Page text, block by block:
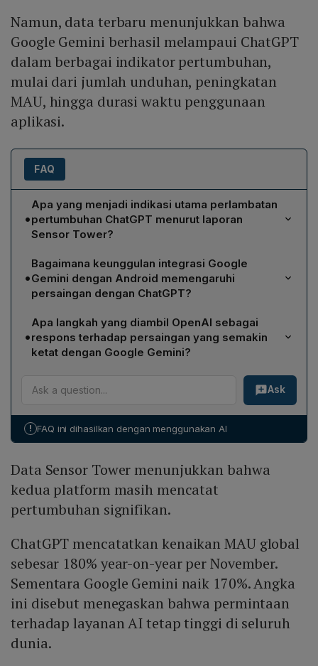
Namun, data terbaru menunjukkan bahwa
Google Gemini berhasil melampaui ChatGPT
dalam berbagai indikator pertumbuhan,
mulai dari jumlah unduhan, peningkatan
MAU, hingga durasi waktu penggunaan
aplikasi.
FAQ
•
Apa yang menjadi indikasi utama perlambatan
pertumbuhan ChatGPT menurut laporan
Sensor Tower?
Sensor Tower mencatat bahwa MAU ChatGPT hanya
meningkat sekitar 6% antara Agustus hingga
November, mencapai kira-kira 810 juta pengguna aktif
bulanan. Peningkatan yang relatif stagnan ini,
bersamaan dengan pertumbuhan MAU Google Gemini
yang melompat 30% dalam periode yang sama,
dipandang mengindikasikan bahwa ChatGPT
•
Bagaimana keunggulan integrasi Google
Gemini dengan Android memengaruhi
persaingan dengan ChatGPT?
Google Gemini terintegrasi langsung ke sistem operasi
Android, sehingga pengguna Android di AS yang
mengakses Gemini melalui OS dua kali lebih banyak
dibandingkan yang mengunduh aplikasi terpisah.
Model distribusi ini memberi Google keunggulan
kompetitif, terutama di negara‑negara berkembang
dimana Android mendominasi, memungkinkan penetrasi
Gemini yang lebih cepat dan mengurangi
ketergantungan pada aplikasi atau web seperti yang
•
Apa langkah yang diambil OpenAI sebagai
respons terhadap persaingan yang semakin
ketat dengan Google Gemini?
CEO Sam Altman mengeluarkan memo "code red"
yang meminta tim OpenAI mempercepat
pengembangan produk, khususnya pada aspek
generation. Memo tersebut mencerminkan
terancam oleh pertumbuhan cepat Google Gemini,
sehingga diperlukan inovasi yang lebih cepat dan fitur
baru untuk mempertahankan posisi pasar.
Ask
! FAQ ini dihasilkan dengan menggunakan AI
Data Sensor Tower menunjukkan bahwa
kedua platform masih mencatat
pertumbuhan signifikan.
ChatGPT mencatatkan kenaikan MAU global
sebesar 180% year-on-year per November.
Sementara Google Gemini naik 170%. Angka
ini disebut menegaskan bahwa permintaan
terhadap layanan AI tetap tinggi di seluruh
dunia.